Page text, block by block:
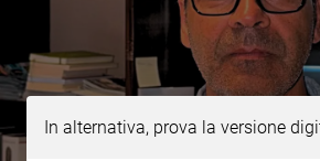
In alternativa, prova la versione